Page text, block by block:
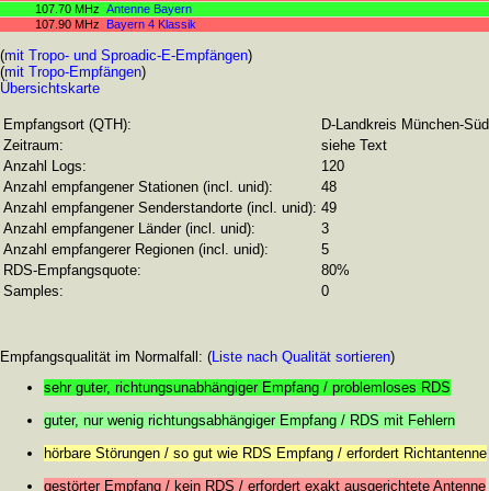
107.70 MHz Antenne Bayern
107.90 MHz Bayern 4 Klassik
(mit Tropo- und Sproadic-E-Empfängen)
(mit Tropo-Empfängen)
Übersichtskarte
Empfangsort (QTH):
D-Landkreis München-Süd
Zeitraum:
siehe Text
Anzahl Logs:
120
Anzahl empfangener Stationen (incl. unid):
48
Anzahl empfangener Senderstandorte (incl. unid): 49
Anzahl empfangener Länder (incl. unid):
3
Anzahl empfangerer Regionen (incl. unid):
5
RDS-Empfangsquote:
80%
Samples:
0
Empfangsqualität im Normalfall: ( Liste nach Qualität sortieren)
sehr guter, richtungsunabhängiger Empfang / problemloses RDS
guter, nur wenig richtungsabhängiger Empfang / RDS mit Fehlern
hörbare Störungen / so gut wie RDS Empfang / erfordert Richtantenne
gestörter Empfang / kein RDS / erfordert exakt ausgerichtete Antenne